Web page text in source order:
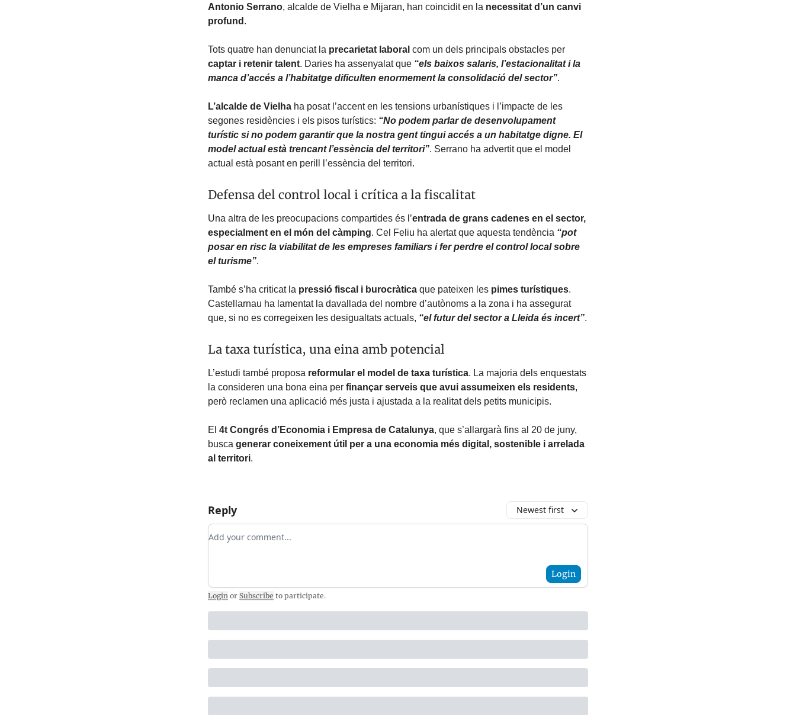
Antonio Serrano, alcalde de Vielha e Mijaran, han coincidit en la necessitat d’un canvi
profund .
Tots quatre han denunciat la precarietat laboral com un dels principals obstacles per
captar i retenir talent. Daries ha assenyalat que “els baixos salaris, l’estacionalitat i la
manca d’accés a l’habitatge dificulten enormement la consolidació del sector”.
L’alcalde de Vielha ha posat l’accent en les tensions urbanístiques i l’impacte de les
segones residències i els pisos turístics: “No podem parlar de desenvolupament
turístic si no podem garantir que la nostra gent tingui accés a un habitatge digne. El
model actual està trencant l’essència del territori”. Serrano ha advertit que el model
actual està posant en perill l’essència del territori.
Defensa del control local i crítica a la fiscalitat
Una altra de les preocupacions compartides és l’entrada de grans cadenes en el sector,
especialment en el món del càmping. Cel Feliu ha alertat que aquesta tendència “pot
posar en risc la viabilitat de les empreses familiars i fer perdre el control local sobre
el turisme”.
També s’ha criticat la pressió fiscal i burocràtica que pateixen les pimes turístiques.
Castellarnau ha lamentat la davallada del nombre d’autònoms a la zona i ha assegurat
que, si no es corregeixen les desigualtats actuals, “el futur del sector a Lleida és incert”.
La taxa turística, una eina amb potencial
L’estudi també proposa reformular el model de taxa turística. La majoria dels enquestats
la consideren una bona eina per finançar serveis que avui assumeixen els residents,
però reclamen una aplicació més justa i ajustada a la realitat dels petits municipis.
El 4t Congrés d’Economia i Empresa de Catalunya, que s’allargarà fins al 20 de juny,
busca generar coneixement útil per a una economia més digital, sostenible i arrelada
al territori.
Reply Newest first
Add your comment
Login
Login or Subscribe to participate.